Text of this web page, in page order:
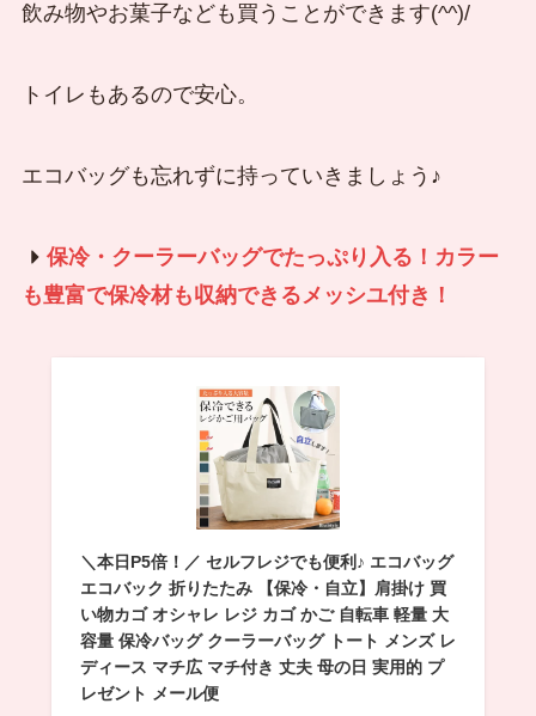
飲み物やお菓子なども買うことができます(^^)/
トイレもあるので安心。
エコバッグも忘れずに持っていきましょう♪
保冷・クーラーバッグでたっぷり入る！カラー
も豊富で保冷材も収納できるメッシユ付き！
＼本日P5倍！／ セルフレジでも便利♪ エコバッグ
エコバック 折りたたみ 【保冷・自立】肩掛け 買
い物カゴ オシャレ レジ カゴ かご 自転車 軽量 大
容量 保冷バッグ クーラーバッグ トート メンズ レ
ディース マチ広 マチ付き 丈夫 母の日 実用的 プ
レゼント メール便